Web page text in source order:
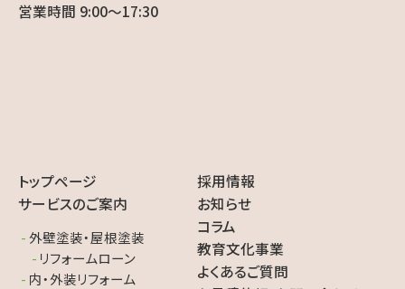
営業時間 9:00〜17:30
トップページ
サービスのご案内
外壁塗装・屋根塗装
リフォームローン
内・外装リフォーム
採用情報
お知らせ
コラム
教育文化事業
よくあるご質問